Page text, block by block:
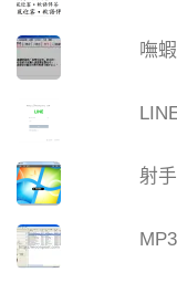
嘸
射